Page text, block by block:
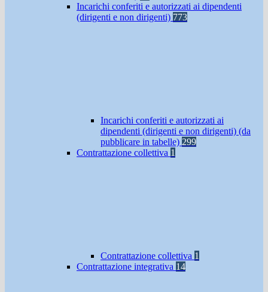
Incarichi conferiti e autorizzati ai dipendenti
(dirigenti e non dirigenti) 773
Incarichi conferiti e autorizzati ai
dipendenti (dirigenti e non dirigenti) (da
pubblicare in tabelle) 299
Contrattazione collettiva 1
Contrattazione collettiva 1
Contrattazione integrativa 14